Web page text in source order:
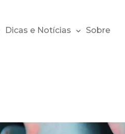
Dicas e Notícias Sobre